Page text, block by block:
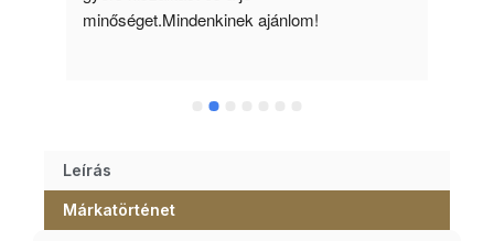
minőséget.Mindenkinek ajánlom!
Leírás
Márkatörténet